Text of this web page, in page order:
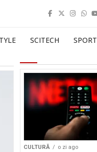
SCITECH SPORT
CULTURĂ o zi ago